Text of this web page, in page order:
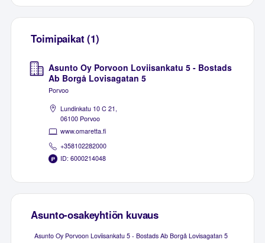
Toimipaikat (1)
Asunto Oy Porvoon Loviisankatu 5 - Bostads
Ab Borgå Lovisagatan 5
Porvoo
Lundinkatu 10 C 21,
06100 Porvoo
www.omaretta.fi
+358102282000
ID: 6000214048
Asunto-osakeyhtiön kuvaus
Asunto Oy Porvoon Loviisankatu 5 - Bostads Ab Borgå Lovisagatan 5